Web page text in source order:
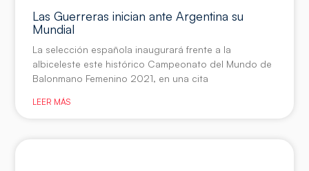
Las Guerreras inician ante Argentina su
Mundial
La selección española inaugurará frente a la
albiceleste este histórico Campeonato del Mundo de
Balonmano Femenino 2021, en una cita
LEER MÁS